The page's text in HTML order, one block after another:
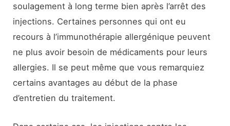
soulagement à long terme bien après l’arrêt des
injections. Certaines personnes qui ont eu
recours à l’immunothérapie allergénique peuvent
ne plus avoir besoin de médicaments pour leurs
allergies. Il se peut même que vous remarquiez
certains avantages au début de la phase
d’entretien du traitement.